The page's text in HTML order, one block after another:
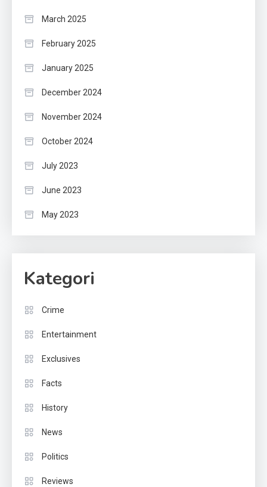
March 2025
February 2025
January 2025
December 2024
November 2024
October 2024
July 2023
June 2023
May 2023
Kategori
Crime
Entertainment
Exclusives
Facts
History
News
Politics
Reviews